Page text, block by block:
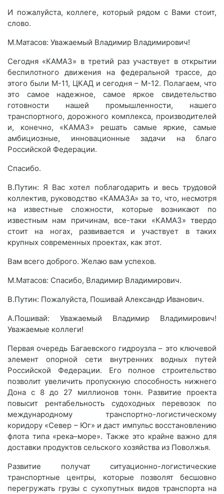
И пожалуйста, коллеге, который рядом с Вами стоит,
слово.
М.Матасов: Уважаемый Владимир Владимирович!
Сегодня «КАМАЗ» в третий раз участвует в открытии
беспилотного движения на федеральной трассе, до
этого были М-11, ЦКАД и сегодня – М-12. Полагаем, что
это самое надежное, самое яркое свидетельство
готовности нашей промышленности, нашего
транспортного, дорожного комплекса, производителей
и, конечно, «КАМАЗ» решать самые яркие, самые
амбициозные, инновационные задачи на благо
Российской Федерации.
Спасибо.
В.Путин: Я Вас хотел поблагодарить и весь трудовой
коллектив, руководство «КАМАЗА» за то, что, несмотря
на известные сложности, которые возникают по
известным нам причинам, все-таки «КАМАЗ» твердо
стоит на ногах, развивается и участвует в таких
крупных современных проектах, как этот.
Вам всего доброго. Желаю вам успехов.
М.Матасов: Спасибо, Владимир Владимирович.
В.Путин: Пожалуйста, Пошивай Александр Иванович.
А.Пошивай: Уважаемый Владимир Владимирович!
Уважаемые коллеги!
Первая очередь Багаевского гидроузла – это ключевой
элемент опорной сети внутренних водных путей
Российской Федерации. Его полное строительство
позволит увеличить пропускную способность нижнего
Дона с 8 до 27 миллионов тонн. Развитие проекта
повысит рентабельность судоходных перевозок по
международному транспортно-логистическому
коридору «Север – Юг» и даст импульс восстановлению
флота типа «река–море». Также это крайне важно для
доставки продуктов сельского хозяйства из Поволжья.
Развитие получат ситуационно-логистические
транспортные центры, которые позволят бесшовно
перегружать грузы с сухопутных видов транспорта на